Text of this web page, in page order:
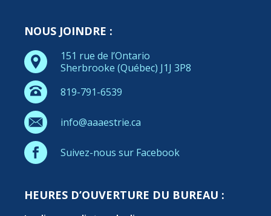
NOUS JOINDRE :
151 rue de l’Ontario
Sherbrooke (Québec) J1J 3P8
819-791-6539
info@aaaestrie.ca
Suivez-nous sur Facebook
HEURES D’OUVERTURE DU BUREAU :